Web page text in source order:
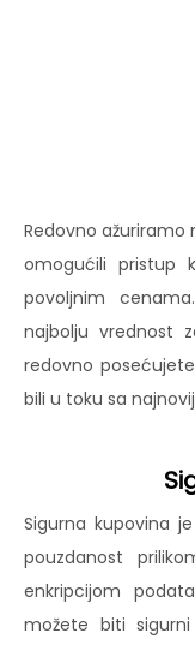
Redovno ažuriramo
omogućili pristup
povoljnim
najbolju vrednost
redovno
bili u toku sa
Sigurna kupovina
pouzdanost
enkripcijom
možete biti